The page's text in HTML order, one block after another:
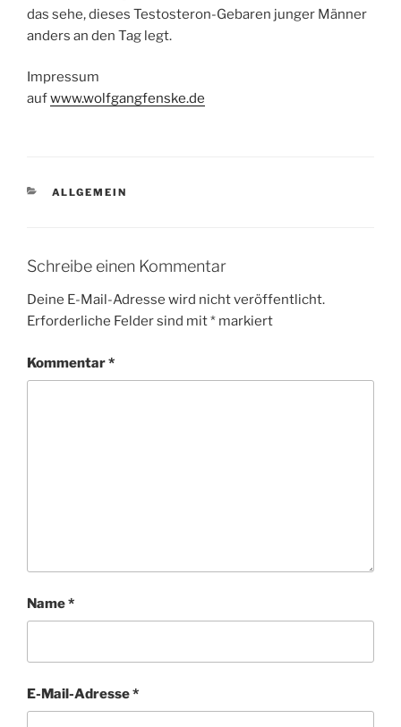
das sehe, dieses Testosteron-Gebaren junger Männer
anders an den Tag legt.
Impressum
aufwww.wolfgangfenske.de
KATEGORIEN
ALLGEMEIN
Schreibe einen Kommentar
Deine E-Mail-Adresse wird nicht veröffentlicht.
Erforderliche Felder sind mit* markiert
Kommentar*
Name*
E-Mail-Adresse*